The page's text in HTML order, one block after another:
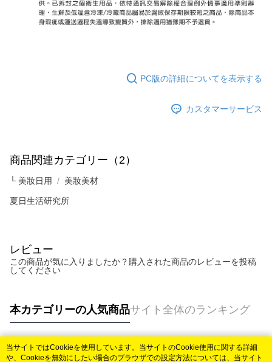
PC版の詳細についてを表示する
カスタマーサービス
商品関連カテゴリー（2）
└ 美妝日用 美妝美材
夏日生活研究所
レビュー
この商品が気に入りましたか？購入された商品のレビューを投稿
してください
本カテゴリーの人気商品サイト全体のランキング
人気タグ
当サイトではCookieを使用しています。当サイトのCookie使用に関する詳細
や、Cookieを無効にしたい場合のブラウザでの設定方法については、当サイト